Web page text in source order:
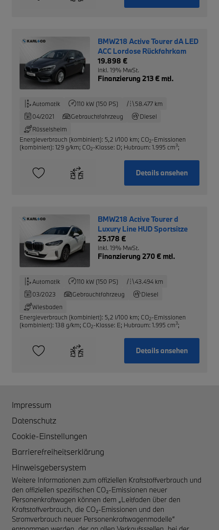
BMW218 Active Tourer dA LED
ACC Lordose Rückfahrkam
19.898 €
inkl. 19% MwSt.
Finanzierung 213 € mtl.
Automatik 110 kW (150 PS)
58.477 km
04/2021
Gebrauchtfahrzeug
Diesel
Rüsselsheim
Energieverbrauch (kombiniert): 5,2 l/100 km; CO2-Emissionen
(kombiniert): 129 g/km; CO2-Klasse: D; Hubraum: 1.995 cm3;
Details ansehen
BMW218 Active Tourer d
Luxury Line HUD Sportsitze
25.178 €
inkl. 19% MwSt.
Finanzierung 270 € mtl.
Automatik 110 kW (150 PS)
43.494 km
03/2023
Gebrauchtfahrzeug
Diesel
Wiesbaden
Energieverbrauch (kombiniert): 5,2 l/100 km; CO2-Emissionen
(kombiniert): 138 g/km; CO2-Klasse: E; Hubraum: 1.995 cm3;
Details ansehen
Impressum
Datenschutz
Cookie-Einstellungen
Barrierefreiheitserklärung
Hinweisgebersystem
Weitere Informationen zum offiziellen Kraftstoffverbrauch und
den offiziellen spezifischen CO₂-Emissionen neuer
Personenkraftwagen können dem „Leitfaden über den
Kraftstoffverbrauch, die CO₂-Emissionen und den
Stromverbrauch neuer Personenkraftwagenmodelle“